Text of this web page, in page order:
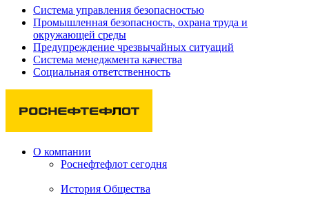
Система управления безопасностью
Промышленная безопасность, охрана труда и
окружающей среды
Предупреждение чрезвычайных ситуаций
Система менеджмента качества
Социальная ответственность
О компании
Роснефтефлот сегодня
История Общества